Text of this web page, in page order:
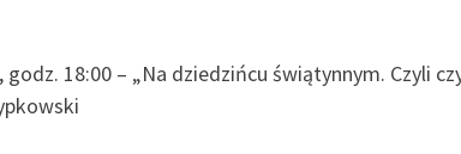
godz. 18:00 – „Na dziedzińcu świątynnym. Czyli